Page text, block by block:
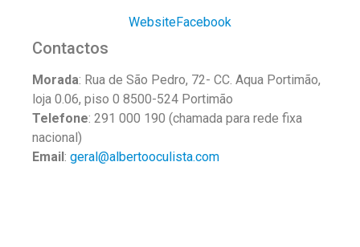
WebsiteFacebook
Contactos
Morada: Rua de São Pedro, 72- CC. Aqua Portimão,
loja 0.06, piso 0 8500-524 Portimão
Telefone: 291 000 190 (chamada para rede fixa
nacional)
Email: geral@albertooculista.com